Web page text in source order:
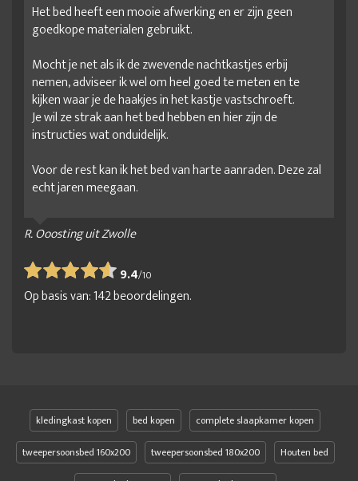
Het bed heeft een mooie afwerking en er zijn geen
goedkope materialen gebruikt.
Mocht je net als ik de zwevende nachtkastjes erbij
nemen, adviseer ik wel om heel goed te meten en te
kijken waar je de haakjes in het kastje vastschroeft.
Je wil ze strak aan het bed hebben en hier zijn de
instructies wat onduidelijk.
Voor de rest kan ik het bed van harte aanraden. Deze zal
echt jaren meegaan.
R. Ooosting uit Zwolle
9.4/10
Op basis van:142beoordelingen.
kledingkast kopen bed kopen
complete slaapkamer kopen
tweepersoonsbed 160x200
tweepersoonsbed 180x200
Houten bed